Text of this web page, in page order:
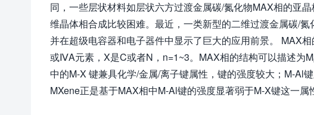
同，一些层状材料如层状六方过渡金属碳/氮化物MAX相的亚
维晶体相合成比较困难。最近，一类新型的二维过渡金属碳/
并在超级电容器和电子器件中显示了巨大的应用前景。 MAX
或ⅣA元素，X是C或者N，n=1~3。MAX相的结构可以描述为M
中的M-X 键兼具化学/金属/离子键属性，键的强度较大；M-Al
MXene正是基于MAX相中M-Al键的强度显著弱于M-X键这一属